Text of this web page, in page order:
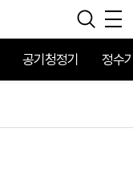
공기청정기 정수